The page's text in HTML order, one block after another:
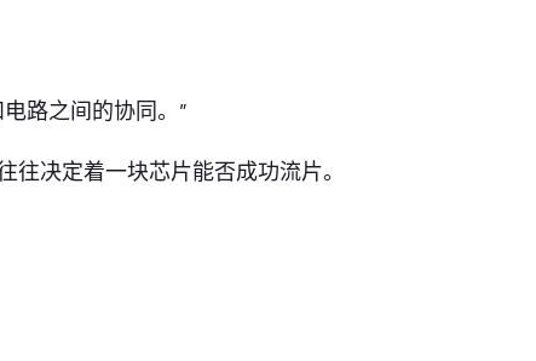
路之间的协同。”
决定着一块芯片能否成功流片。